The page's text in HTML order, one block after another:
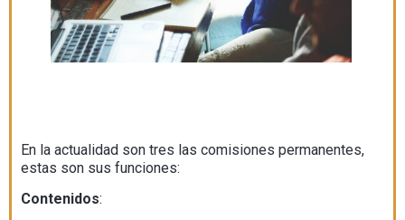
En la actualidad son tres las comisiones permanentes,
estas son sus funciones:
Contenidos: